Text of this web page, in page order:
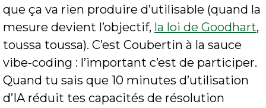
que ça va rien produire d’utilisable (quand la
mesure devient l’objectif, la loi de Goodhart,
toussa toussa). C’est Coubertin à la sauce
vibe-coding : l’important c’est de participer.
Quand tu sais que 10 minutes d’utilisation
d’IA réduit tes capacités de résolution